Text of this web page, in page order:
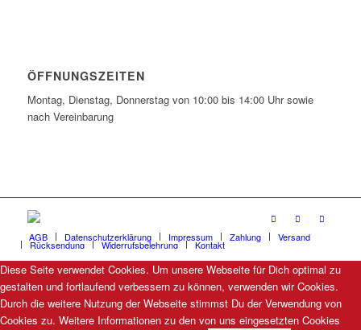
ÖFFNUNGSZEITEN
Montag, Dienstag, Donnerstag von 10:00 bis 14:00 Uhr sowie
nach Vereinbarung
AGB Datenschutzerklärung Impressum Zahlung Versand
Rücksendung Widerrufsbelehrung Kontakt
Diese Seite verwendet Cookies. Um unsere Webseite für Dich optimal zu
gestalten und fortlaufend verbessern zu können, verwenden wir Cookies.
Durch die weitere Nutzung der Webseite stimmst Du der Verwendung von
Cookies zu. Weitere Informationen zu den von uns eingesetzten Cookies